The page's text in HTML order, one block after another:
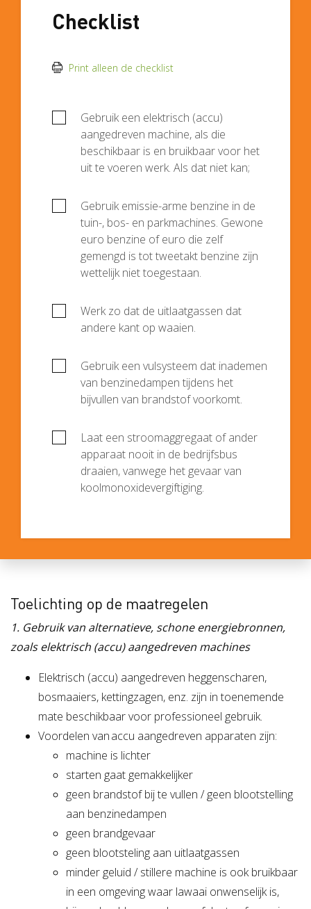
Checklist
Print alleen de checklist
Gebruik een elektrisch (accu)
aangedreven machine, als die
beschikbaar is en bruikbaar voor het
uit te voeren werk. Als dat niet kan;
Gebruik emissie-arme benzine in de
tuin-, bos- en parkmachines. Gewone
euro benzine of euro die zelf
gemengd is tot tweetakt benzine zijn
wettelijk niet toegestaan.
Werk zo dat de uitlaatgassen dat
andere kant op waaien.
Gebruik een vulsysteem dat inademen
van benzinedampen tijdens het
bijvullen van brandstof voorkomt.
Laat een stroomaggregaat of ander
apparaat nooit in de bedrijfsbus
draaien, vanwege het gevaar van
koolmonoxidevergiftiging.
Toelichting op de maatregelen
1. Gebruik van alternatieve, schone energiebronnen,
zoals elektrisch (accu) aangedreven machines
Elektrisch (accu) aangedreven heggenscharen,
bosmaaiers, kettingzagen, enz. zijn in toenemende
mate beschikbaar voor professioneel gebruik.
Voordelen van accu aangedreven apparaten zijn:
machine is lichter
starten gaat gemakkelijker
geen brandstof bij te vullen / geen blootstelling
aan benzinedampen
geen brandgevaar
geen blootsteling aan uitlaatgassen
minder geluid / stillere machine is ook bruikbaar
in een omgeving waar lawaai onwenselijk is,